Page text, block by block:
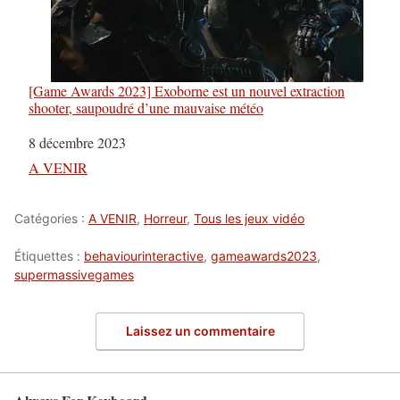
[Game Awards 2023] Exoborne est un nouvel extraction
shooter, saupoudré d’une mauvaise météo
Date
8 décembre 2023
Par rapport à
A VENIR
Catégories : A VENIR, Horreur, Tous les jeux vidéo
Étiquettes : behaviourinteractive, gameawards2023,
supermassivegames
Laissez un commentaire